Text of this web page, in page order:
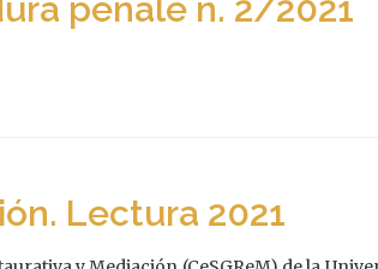
penale n. 2/2021
Lectura 2021